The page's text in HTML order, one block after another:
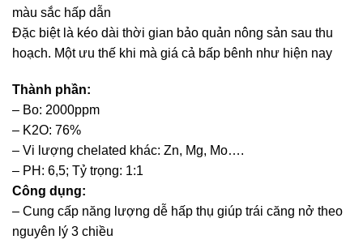
màu sắc hấp dẫn
Đặc biệt là kéo dài thời gian bảo quản nông sản sau thu
hoạch. Một ưu thế khi mà giá cả bấp bênh như hiện nay
Thành phần:
– Bo: 2000ppm
– K2O: 76%
– Vi lượng chelated khác: Zn, Mg, Mo….
– PH: 6,5; Tỷ trọng: 1:1
Công dụng:
– Cung cấp năng lượng dễ hấp thụ giúp trái căng nở theo
nguyên lý 3 chiều